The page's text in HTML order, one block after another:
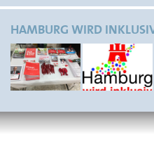
HAMBURG WIRD